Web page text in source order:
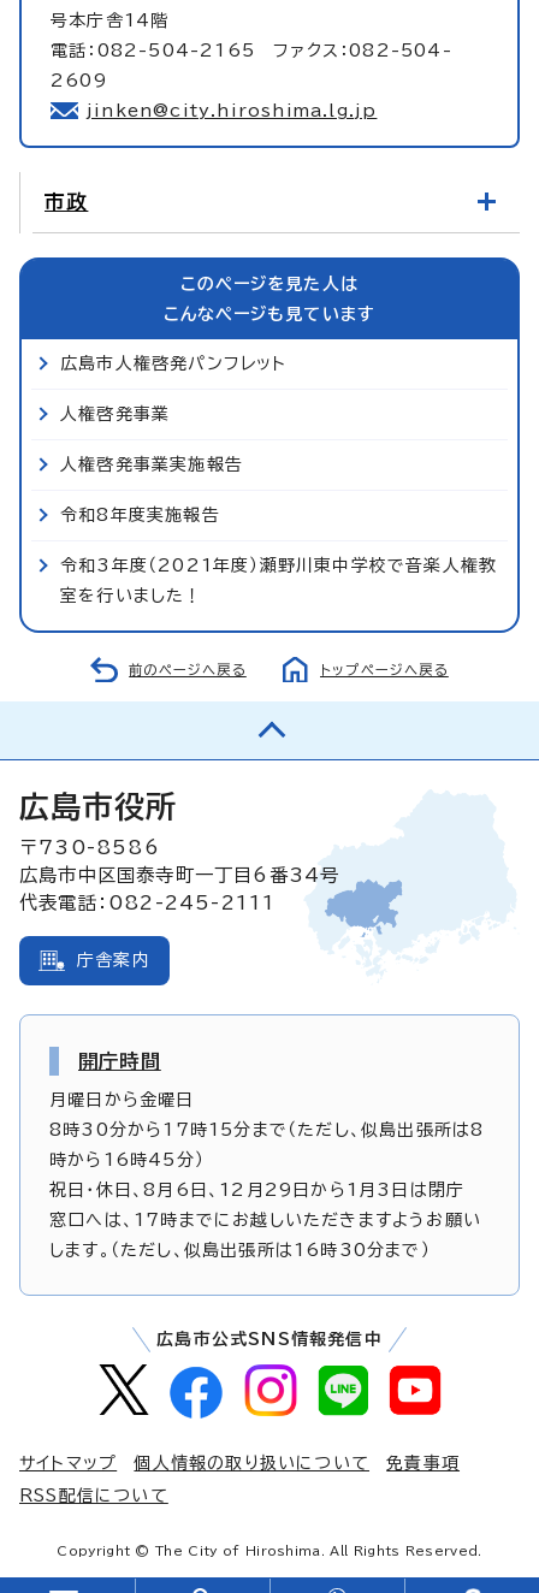
号本庁舎14階
電話：082-504-2165 ファクス：082-504-
2609
jinken@city.hiroshima.lg.jp
市政
このページを見た人は
こんなページも見ています
広島市人権啓発パンフレット
人権啓発事業
人権啓発事業実施報告
令和8年度実施報告
令和3年度（2021年度）瀬野川東中学校で音楽人権教
室を行いました！
前のページへ戻る トップページへ戻る
広島市役所
〒730-8586
広島市中区国泰寺町一丁目6番34号
代表電話：082-245-2111
庁舎案内
開庁時間
月曜日から金曜日
8時30分から17時15分まで（ただし、似島出張所は8
時から16時45分）
祝日・休日、8月6日、12月29日から1月3日は閉庁
窓口へは、17時までにお越しいただきますようお願い
します。（ただし、似島出張所は16時30分まで）
広島市公式SNS情報発信中
サイトマップ 個人情報の取り扱いについて
免責事項
RSS配信について
Copyright © The City of Hiroshima. All Rights Reserved.